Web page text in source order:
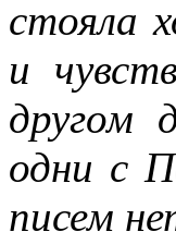
стояла
и
другом
одни с
писем